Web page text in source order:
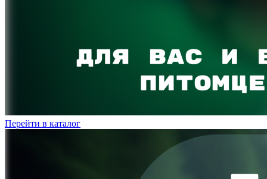
Перейти в каталог